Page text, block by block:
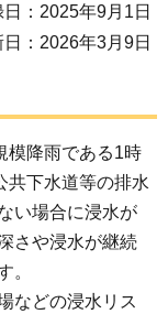
日：2025年9月1日
日：2026年3月9日
模降雨である1時
共下水道等の排水
い場合に浸水が
さや浸水が継続
。
などの浸水リス